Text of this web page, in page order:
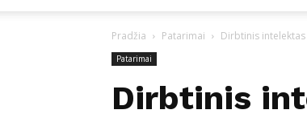
Pradžia Patarimai Dirbtinis
Patarimai
Dirbtinis